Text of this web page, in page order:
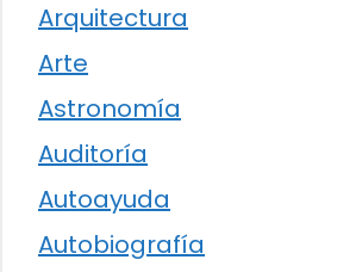
Arquitectura
Arte
Astronomía
Auditoría
Autoayuda
Autobiografía